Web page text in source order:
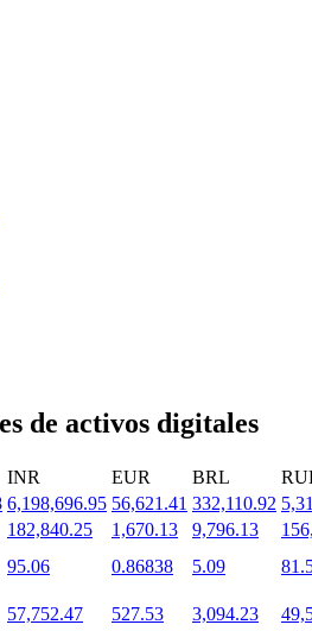
ganar tokens populares
de activos digitales
INR EUR BRL
6,198,696.95 56,621.41 332,110.92
182,840.25 1,670.13 9,796.13
95.06 0.86838 5.09
57,752.47 527.53 3,094.23